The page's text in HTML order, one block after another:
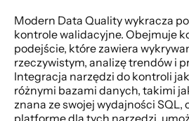
Modern Data Quality wykracza
kontrole walidacyjne. Obejmuje
podejście, które zawiera
rzeczywistym, analizę trendów i
Integracja narzędzi do kontroli
różnymi bazami danych, takimi
znana ze swojej wydajności SQL,
platformę dla tych narzędzi,